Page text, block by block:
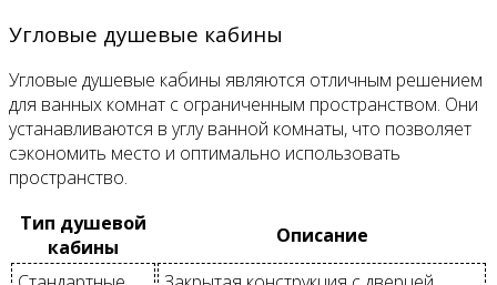
Угловые душевые кабины
Угловые душевые кабины являются отличным решением
для ванных комнат с ограниченным пространством. Они
устанавливаются в углу ванной комнаты, что позволяет
сэкономить место и оптимально использовать
пространство.
Тип душевой
кабины
Описание